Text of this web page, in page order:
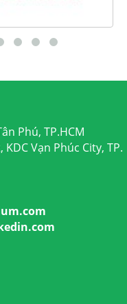
Phú, TP.HCM
Vạn Phúc City, TP.